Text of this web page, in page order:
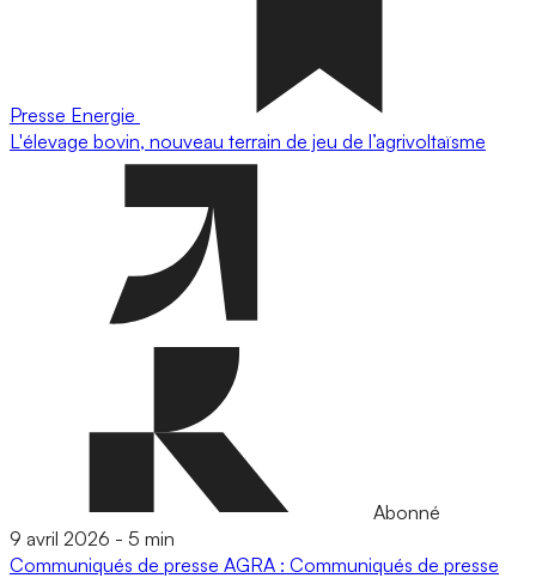
Presse Energie
L'élevage bovin, nouveau terrain de jeu de l’agrivoltaïsme
Abonné
9 avril 2026 - 5 min
Communiqués de presse AGRA : Communiqués de presse